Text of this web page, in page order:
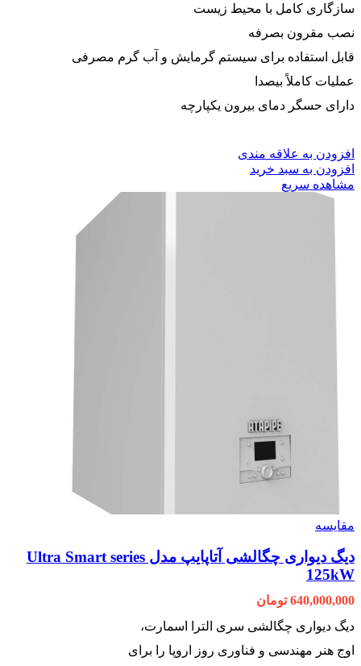
سازگاری کامل با محیط زیست
نصب مقرون بصرفه
قابل استفاده برای سیستم گرمایش و آب گرم مصرفی
عملیات کاملاً بیصدا
دارای حسگر دمای بیرون یکپارچه
افزودن به علاقه مندی
افزودن به سبد خرید
مشاهده سریع
مقایسه
دیگ دیواری چگالشی آتاپایپ مدل Ultra Smart series
125kW
640,000,000 تومان
دیگ دیواری چگالشی سری الترا اسمارت،
اوج هنر مهندسی و فناوری روز اروپا را برای